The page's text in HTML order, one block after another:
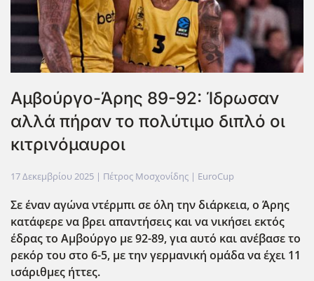
Αμβούργο-Άρης 89-92: Ίδρωσαν
αλλά πήραν το πολύτιμο διπλό οι
κιτρινόμαυροι
17 Δεκεμβρίου 2025 | Πέτρος Μοσχονίδης | EuroCup
Σε έναν αγώνα ντέρμπι σε όλη την διάρκεια, ο Άρης
κατάφερε να βρει απαντήσεις και να νικήσει εκτός
έδρας το Αμβούργο με 92-89, για αυτό και ανέβασε το
ρεκόρ του στο 6-5, με την γερμανική ομάδα να έχει 11
ισάριθμες ήττες.